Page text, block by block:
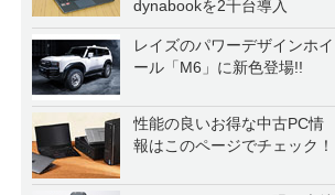
dynabookを2千台導入
レイズのパワーデザインホイ
ール「M6」に新色登場!!
性能の良いお得な中古PC情
報はこのページでチェック！